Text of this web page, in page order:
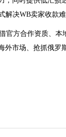
解决WB卖家收款难
官方合作资质、本
外市场、抢抓俄罗